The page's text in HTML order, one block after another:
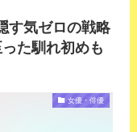
す気ゼロの戦略
た馴れ初めも
女優・俳優